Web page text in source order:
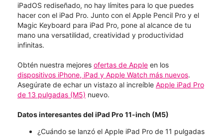
iPadOS rediseñado, no hay límites para lo que puedes
hacer con el iPad Pro. Junto con el Apple Pencil Pro y el
Magic Keyboard para iPad Pro, pone al alcance de tu
mano una versatilidad, creatividad y productividad
infinitas.
Obtén nuestra mejores ofertas de Apple en los
dispositivos iPhone, iPad y Apple Watch más nuevos.
Asegúrate de echar un vistazo al increíble Apple iPad Pro
de 13 pulgadas (M5) nuevo.
Datos interesantes del iPad Pro 11-inch (M5)
¿Cuándo se lanzó el Apple iPad Pro de 11 pulgadas